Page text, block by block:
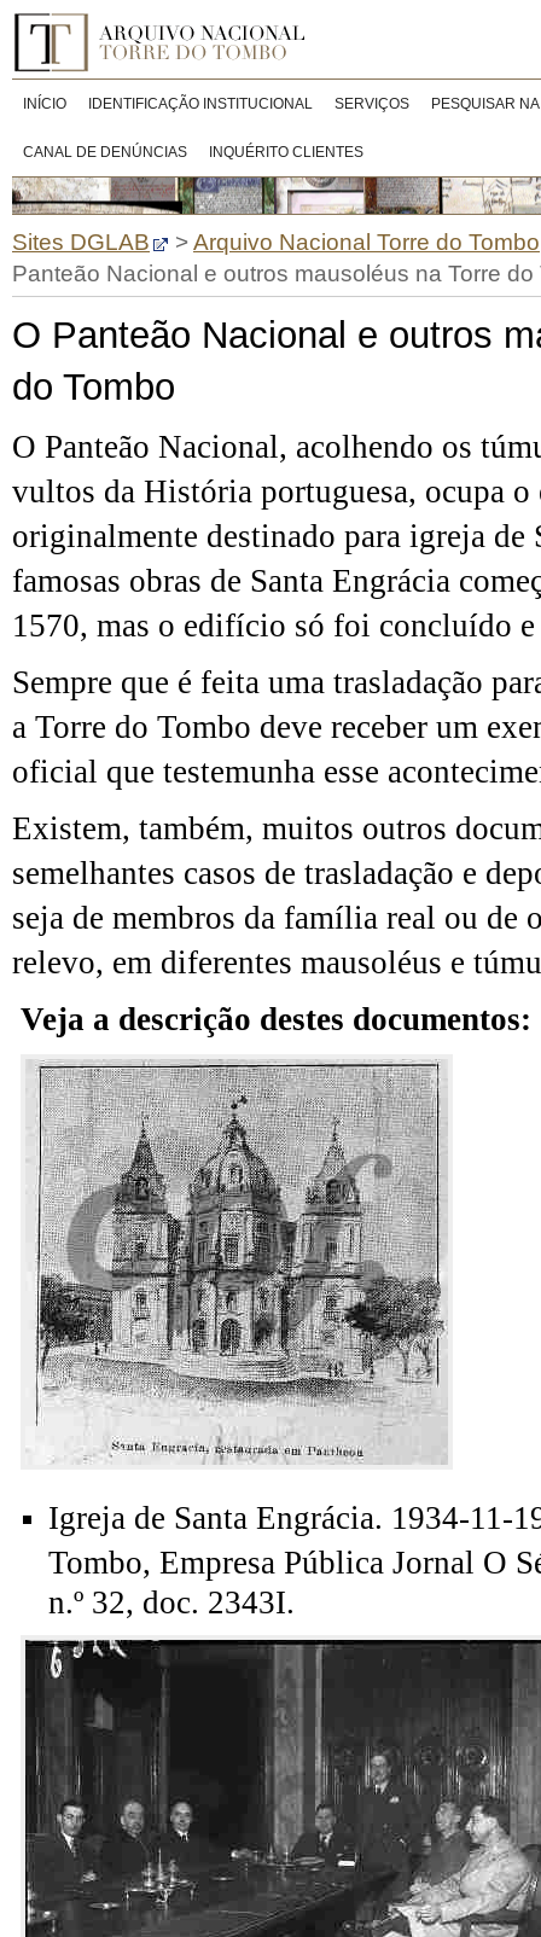
INÍCIO IDENTIFICAÇÃO INSTITUCIONAL SERVIÇOS PESQUISAR
CANAL DE DENÚNCIAS INQUÉRITO CLIENTES
Sites DGLAB >Arquivo Nacional Torre do Tombo
Panteão Nacional e outros mausoléus na Torre do
O Panteão Nacional e outros
do Tombo
O Panteão Nacional, acolhendo os
vultos da História portuguesa, ocupa
originalmente destinado para igreja de
famosas obras de Santa Engrácia
1570, mas o edifício só foi concluído
Sempre que é feita uma trasladação
a Torre do Tombo deve receber um
oficial que testemunha esse
Existem, também, muitos outros
semelhantes casos de trasladação e
seja de membros da família real ou de
relevo, em diferentes mausoléus e
Veja a descrição destes documentos:
Igreja de Santa Engrácia. 1934-11-
Tombo, Empresa Pública Jornal O
n.º 32, doc. 2343I.